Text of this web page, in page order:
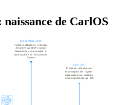
naissance de CarlOS